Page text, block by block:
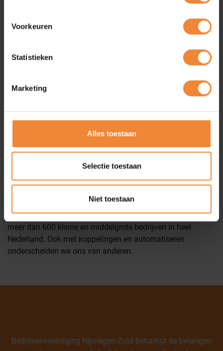
Voorkeuren
Statistieken
Marketing
Alles toestaan
Selectie toestaan
Niet toestaan
Van Winssen Personeel en
Salaris
Roel van Winssen Automatiseren van HR taken
betrouwbaar, daadkrachtig en proactief” noemen onze
klanten vaak als ze ons omschrijven.
Met een vast team zeer ervaren salarisspecialisten
verzorgen we de personeels- en salarisadministratie voor
meer dan 600 kleine en middelgrote bedrijven in heel
Nederland. Ook met koppelingen en automatiseren
onderscheiden we ons van anderen.
024-6752904
https://www.personeelensalaris.nl/
Bedrijvenvereniging Nijmegen Zuid behartigt de belangen